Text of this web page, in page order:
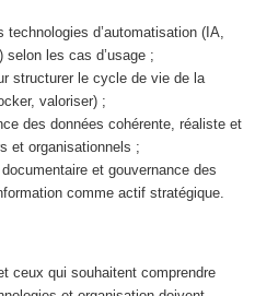
d’automatisation (IA,
selon les cas d’usage ;
structurer le cycle de vie de la
valoriser) ;
des données cohérente, réaliste et
et organisationnels ;
et gouvernance des
comme actif stratégique.
ceux qui souhaitent comprendre